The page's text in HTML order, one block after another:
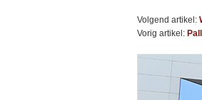
Volgend artikel:
Vorig artikel: